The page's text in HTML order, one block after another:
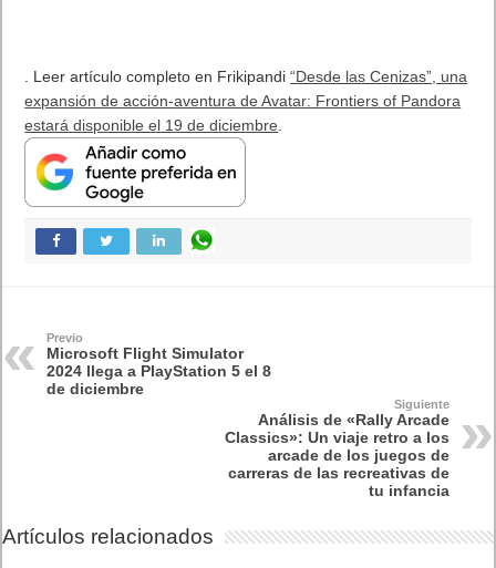
. Leer artículo completo en Frikipandi“Desde las Cenizas”, una
expansión de acción-aventura de Avatar: Frontiers of Pandora
estará disponible el 19 de diciembre.
Previo
Microsoft Flight Simulator
2024 llega a PlayStation 5 el 8
de diciembre
Siguiente
Análisis de «Rally Arcade
Classics»: Un viaje retro a los
arcade de los juegos de
carreras de las recreativas de
tu infancia
Artículos relacionados